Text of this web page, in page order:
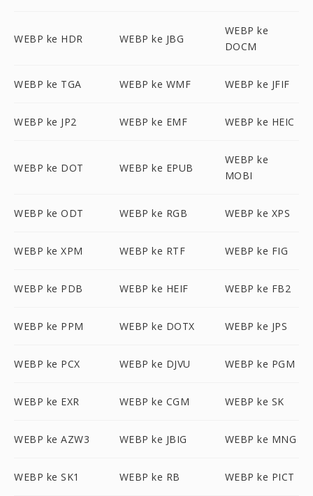
WEBP ke HDR WEBP ke JBG
WEBP ke
DOCM
WEBP ke TGA WEBP ke WMF WEBP ke JFIF
WEBP ke JP2 WEBP ke EMF WEBP ke HEIC
WEBP ke DOT WEBP ke EPUB
WEBP ke
MOBI
WEBP ke ODT WEBP ke RGB WEBP ke XPS
WEBP ke XPM WEBP ke RTF WEBP ke FIG
WEBP ke PDB WEBP ke HEIF WEBP ke FB2
WEBP ke PPM WEBP ke DOTX WEBP ke JPS
WEBP ke PCX WEBP ke DJVU WEBP ke PGM
WEBP ke EXR WEBP ke CGM WEBP ke SK
WEBP ke AZW3 WEBP ke JBIG WEBP ke MNG
WEBP ke SK1 WEBP ke RB WEBP ke PICT